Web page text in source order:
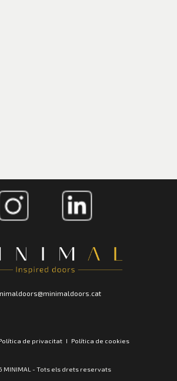
de privacitat I Política de cookies
MINIMAL - Tots elsdrets reservats